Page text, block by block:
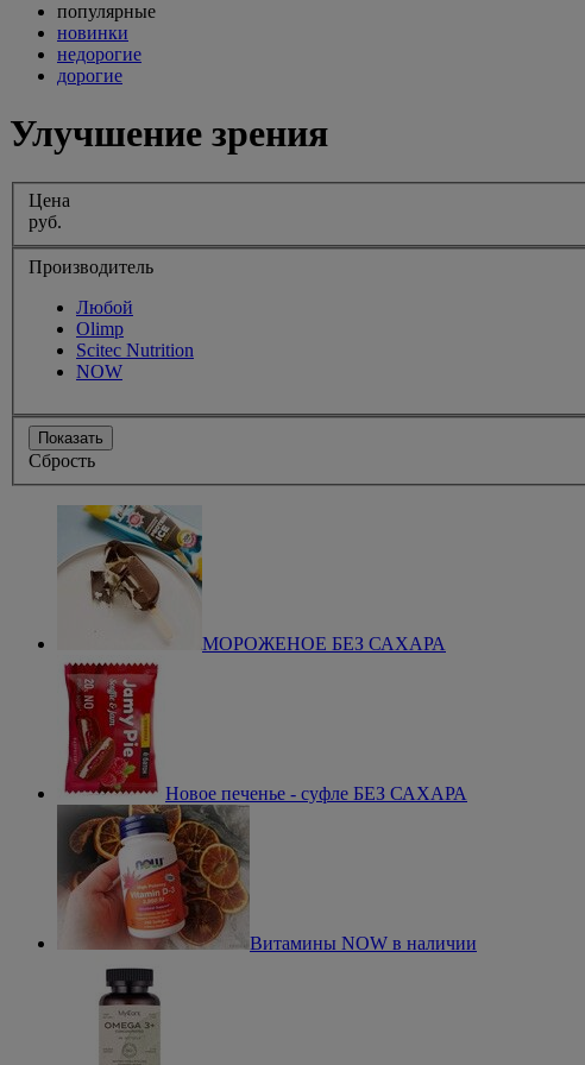
популярные
новинки
недорогие
дорогие
Улучшение зрения
Цена
руб.
Производитель
Любой
Olimp
Scitec Nutrition
NOW
Показать
Сбрость
МОРОЖЕНОЕ БЕЗ САХАРА
Новое печенье - суфле БЕЗ САХАРА
Витамины NOW в наличии